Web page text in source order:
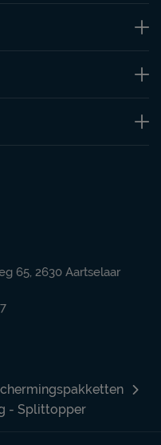
65, 2630 Aartselaar
- Splittopper